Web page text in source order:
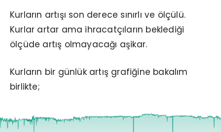
Kurların artışı son derece sınırlı ve ölçülü.
Kurlar artar ama ihracatçıların beklediği
ölçüde artış olmayacağı aşikar.
Kurların bir günlük artış grafiğine bakalım
birlikte;